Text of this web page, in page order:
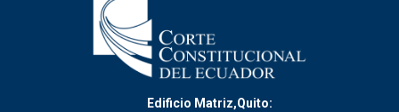
Edificio Matriz,Quito: